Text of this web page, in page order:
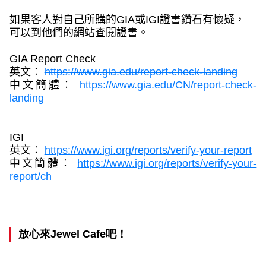
如果客人對自己所購的GIA或IGI證書鑽石有懷疑，
可以到他們的網站查閱證書。
GIA Report Check
英文︰https://www.gia.edu/report-check-landing
中文簡體︰https://www.gia.edu/CN/report-check-
landing
IGI
英文︰ https://www.igi.org/reports/verify-your-report
中文簡體︰ https://www.igi.org/reports/verify-your-
report/ch
放心來Jewel Cafe吧！